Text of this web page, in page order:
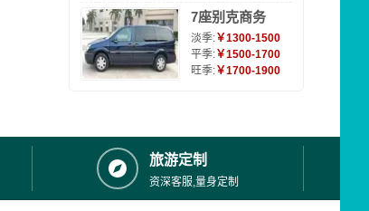
7座别克商务
淡季:￥1300-1500
平季:￥1500-1700
旺季:￥1700-1900
旅游定制
资深客服,量身定制